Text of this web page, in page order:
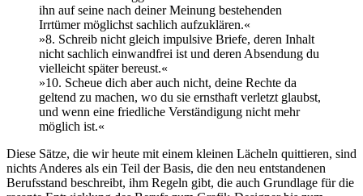
ihn auf seine nach deiner Meinung bestehenden
Irrtümer möglichst sachlich aufzuklären.«
»8. Schreib nicht gleich impulsive Briefe, deren Inhalt
nicht sachlich einwandfrei ist und deren Absendung du
vielleicht später bereust.«
»10. Scheue dich aber auch nicht, deine Rechte da
geltend zu machen, wo du sie ernsthaft verletzt glaubst,
und wenn eine friedliche Verständigung nicht mehr
möglich ist.«
Diese Sätze, die wir heute mit einem kleinen Lächeln quittieren, sind
nichts Anderes als ein Teil der Basis, die den neu entstandenen
Berufsstand beschreibt, ihm Regeln gibt, die auch Grundlage für die